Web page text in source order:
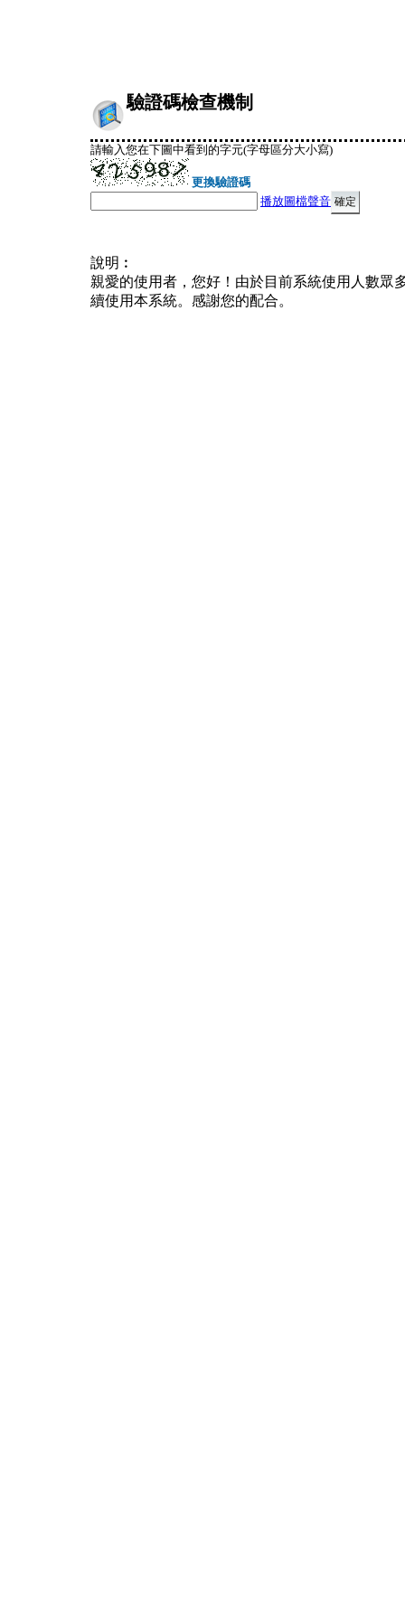
驗證碼檢查機制
請輸入您在下圖中看到的字元(字母區分大小寫)
更換驗證碼
播放圖檔聲音
說明︰
親愛的使用者，您好！由於目前系統使用人數眾
續使用本系統。感謝您的配合。